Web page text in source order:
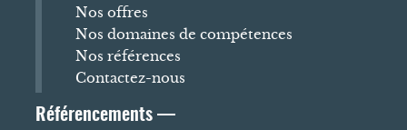
Nos offres
Nos domaines de compétences
Nos références
Contactez-nous
Référencements —